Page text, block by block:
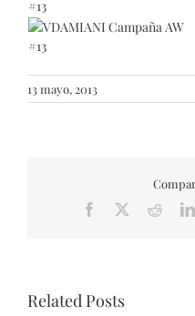
13 mayo, 2013
Facebook Reddit
Related Posts